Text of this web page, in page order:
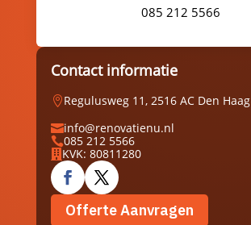
085 212 5566
Contact informatie
Regulusweg 11, 2516 AC Den Haag
info@renovatienu.nl
085 212 5566
 KVK: 80811280
Offerte Aanvragen